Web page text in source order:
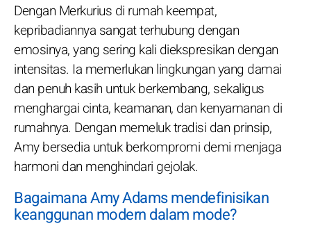
Dengan Merkurius di rumah keempat,
kepribadiannya sangat terhubung dengan
emosinya, yang sering kali diekspresikan dengan
intensitas. Ia memerlukan lingkungan yang damai
dan penuh kasih untuk berkembang, sekaligus
menghargai cinta, keamanan, dan kenyamanan di
rumahnya. Dengan memeluk tradisi dan prinsip,
Amy bersedia untuk berkompromi demi menjaga
harmoni dan menghindari gejolak.
Bagaimana Amy Adams mendefinisikan
keanggunan modern dalam mode?